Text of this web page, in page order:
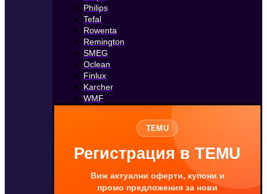
Philips
Tefal
Rowenta
Remington
SMEG
Oclean
Finlux
Karcher
WMF
TEMU
Регистрация в TEMU
Виж актуални оферти, купони и
промо предложения за нови